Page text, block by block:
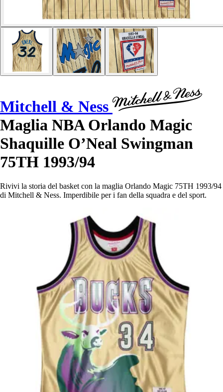
Mitchell & Ness
Maglia NBA Orlando Magic
Shaquille O’Neal Swingman
75TH 1993/94
Rivivi la storia del basket con la maglia Orlando Magic 75TH 1993/94
di Mitchell & Ness. Imperdibile per i fan della squadra e del sport.